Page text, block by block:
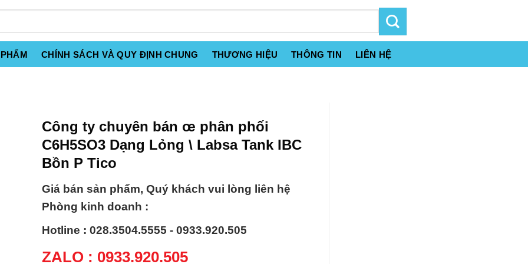
CHÍNH SÁCH VÀ QUY ĐỊNH CHUNG THƯƠNG HIỆU THÔNG TIN LIÊN HỆ
Công ty chuyên bán œ phân phối
C6H5SO3 Dạng Lỏng \ Labsa Tank IBC
Bồn P Tico
Giá bán sản phẩm, Quý khách vui lòng liên hệ
Phòng kinh doanh :
Hotline : 028.3504.5555 - 0933.920.505
ZALO : 0933.920.505